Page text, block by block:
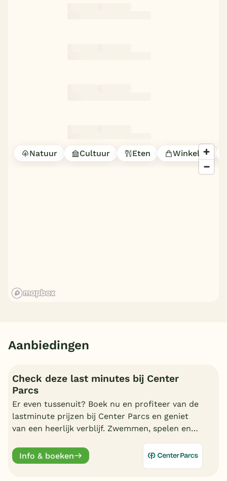
Natuur Cultuur Eten Winkelen
Aanbiedingen
Check deze last minutes bij Center
Parcs
Er even tussenuit? Boek nu en profiteer van de
lastminute prijzen bij Center Parcs en geniet
van een heerlijk verblijf. Zwemmen, spelen en
Info & boeken